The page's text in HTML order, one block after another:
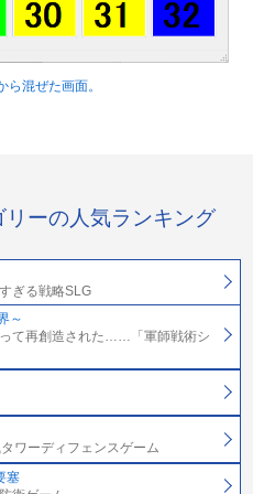
混ぜた画面。
リーの人気ランキング
ぎる戦略SLG
～
て再創造された……「軍師戦術シ
ワーディフェンスゲーム
塞